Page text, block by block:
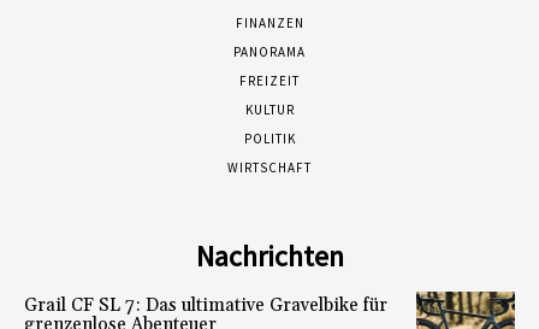
FINANZEN
PANORAMA
FREIZEIT
KULTUR
POLITIK
WIRTSCHAFT
Nachrichten
Grail CF SL 7: Das ultimative Gravelbike für